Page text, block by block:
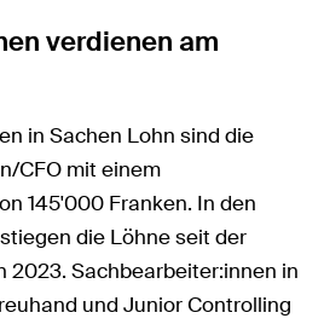
verdienen am
in Sachen Lohn sind die
CFO mit einem
145'000 Franken. In den
die Löhne seit der
2023. Sachbearbeiter:innen in
und Junior Controlling